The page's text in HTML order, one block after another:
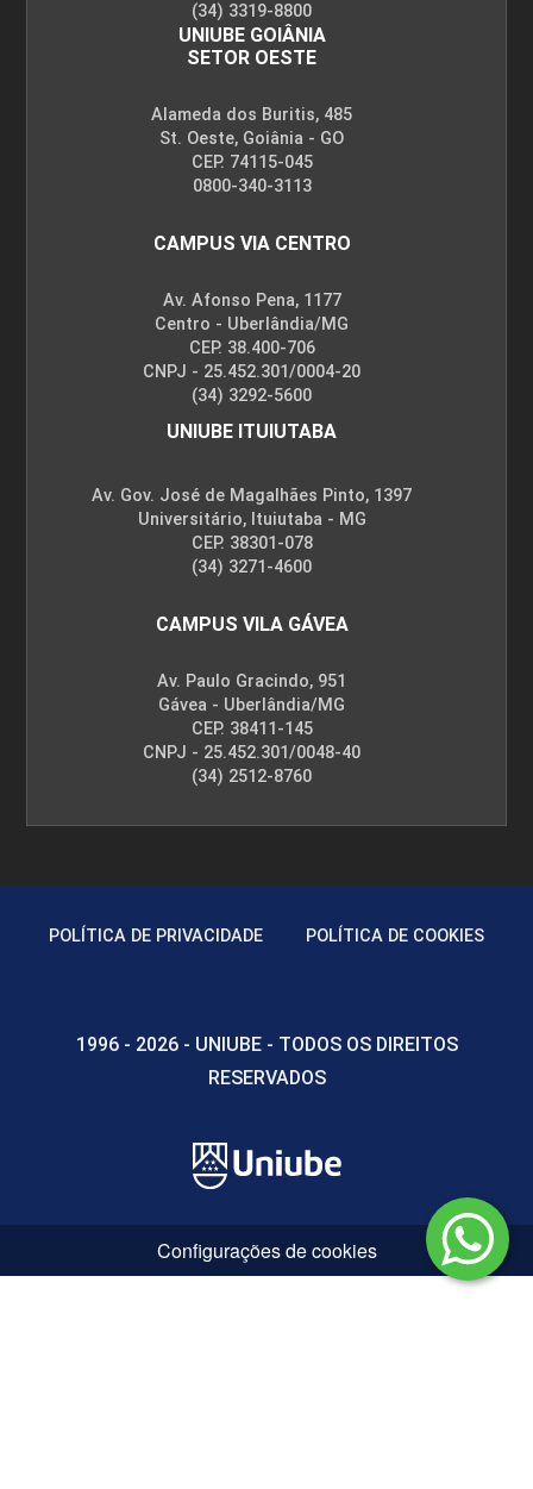
(34) 3319-8800
UNIUBE GOIÂNIA
SETOR OESTE
Alameda dos Buritis, 485
St. Oeste, Goiânia - GO
CEP. 74115-045
0800-340-3113
CAMPUS VIA CENTRO
Av. Afonso Pena, 1177
Centro - Uberlândia/MG
CEP. 38.400-706
CNPJ - 25.452.301/0004-20
(34) 3292-5600
UNIUBE ITUIUTABA
Av. Gov. José de Magalhães Pinto, 1397
Universitário, Ituiutaba - MG
CEP. 38301-078
(34) 3271-4600
CAMPUS VILA GÁVEA
Av. Paulo Gracindo, 951
Gávea - Uberlândia/MG
CEP. 38411-145
CNPJ - 25.452.301/0048-40
(34) 2512-8760
POLÍTICA DE PRIVACIDADE POLÍTICA DE COOKIES
1996 - 2026 - UNIUBE - TODOS OS DIREITOS
RESERVADOS
Configurações de cookies